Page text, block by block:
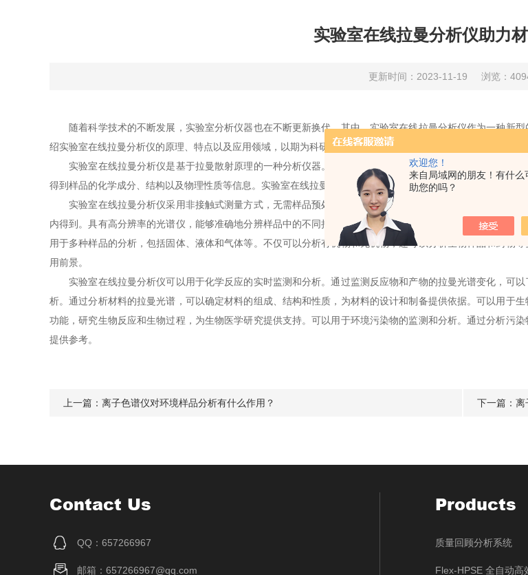
欢迎您！
来自局域网的朋友！有什么
助您的吗？
实验室在线拉曼分析仪助力
更新时间：2023-11-19 浏览：
随着科学技术的不断发展，实验室分析仪器也在不断更新换代。其中，实验室在线拉曼分析仪作为一种新型
绍实验室在线拉曼分析仪的原理、特点以及应用领域，以期为科研工作者提供参考。
实验室在线拉曼分析仪是基于拉曼散射原理的一种分析仪器。当激光束照射到样品上时，样品中的分子会
得到样品的化学成分、结构以及物理性质等信息。实验室在线拉曼分析仪通过高分辨率的光谱仪和敏感的光电探
实验室在线拉曼分析仪采用非接触式测量方式，无需样品预处理，减少了实验操作的复杂性和时间消耗。同
内得到。具有高分辨率的光谱仪，能够准确地分辨样品中的不同拉曼峰，从而确定样品的化学成分和结构。同
用于多种样品的分析，包括固体、液体和气体等。不仅可以分析有机物和无机物，还可以分析生物样品和药物
用前景。
实验室在线拉曼分析仪可以用于化学反应的实时监测和分析。通过监测反应物和产物的拉曼光谱变化，可
析。通过分析材料的拉曼光谱，可以确定材料的组成、结构和性质，为材料的设计和制备提供依据。可以用于
功能，研究生物反应和生物过程，为生物医学研究提供支持。可以用于环境污染物的监测和分析。通过分析污
提供参考。
上一篇： 离子色谱仪对环境样品分析有什么作用？ 下一篇： 离
Contact Us
QQ：657266967
邮箱：657266967@qq.com
Products
质量回顾分析系统
Flex-HPSE 全自动高